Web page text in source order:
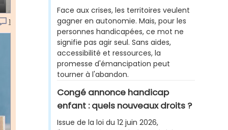
1
Face aux crises, les territoires veulent
gagner en autonomie. Mais, pour les
personnes handicapées, ce mot ne
signifie pas agir seul. Sans aides,
accessibilité et ressources, la
promesse d'émancipation peut
tourner à l'abandon.
Congé annonce handicap
enfant : quels nouveaux droits ?
Issue de la loi du 12 juin 2026,